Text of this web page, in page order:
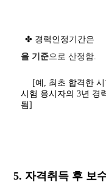
✤ 경력인정기간은
을 기준으로 산정함.
[예, 최초 합격한 시
시험 응시자의 3년 경
됨]
5. 자격취득 후 보